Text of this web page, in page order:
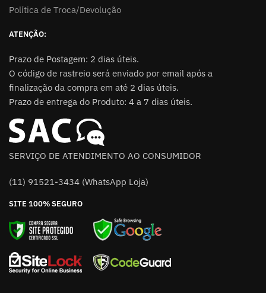
Política de Troca/Devolução
ATENÇÃO:
Prazo de Postagem: 2 dias úteis.
O código de rastreio será enviado por email após a
finalização da compra em até 2 dias úteis.
Prazo de entrega do Produto: 4 a 7 dias úteis.
SERVIÇO DE ATENDIMENTO AO CONSUMIDOR
(11) 91521-3434 (WhatsApp Loja)
SITE 100% SEGURO